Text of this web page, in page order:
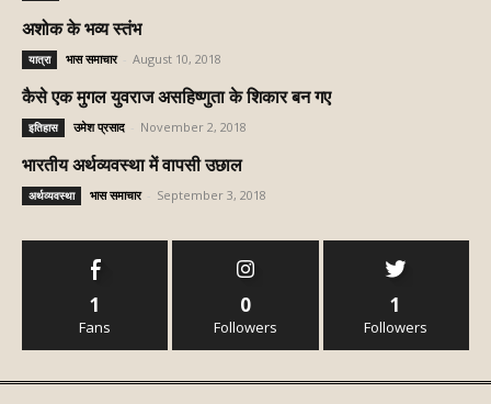
अशोक के भव्य स्तंभ
यात्रा भास समाचार August 10, 2018
कैसे एक मुगल युवराज असहिष्णुता के शिकार बन गए
इतिहास उमेश प्रसाद November 2, 2018
भारतीय अर्थव्यवस्था में वापसी उछाल
अर्थव्यवस्था भास समाचार September 3, 2018
1
Fans
0
Followers
1
Followers